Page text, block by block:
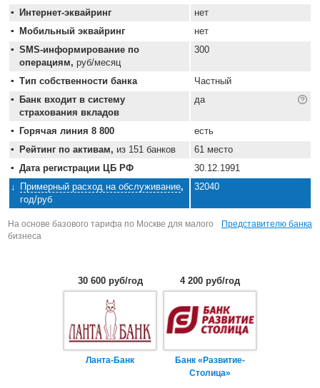
Интернет-эквайринг
нет
Мобильный эквайринг
нет
SMS-информирование по
операциям, руб/месяц
300
Тип собственности банка
Частный
Банк входит в систему
страхования вкладов
да
Горячая линия 8 800
есть
Рейтинг по активам, из 151 банков
61 место
Дата регистрации ЦБ РФ
30.12.1991
Примерный расход на обслуживание,
год/руб
32040
На основе базового тарифа по Москве для малого
бизнеса
Представителю банка
30 600 руб/год
Ланта-Банк
4 200 руб/год
Банк «Развитие-
Столица»